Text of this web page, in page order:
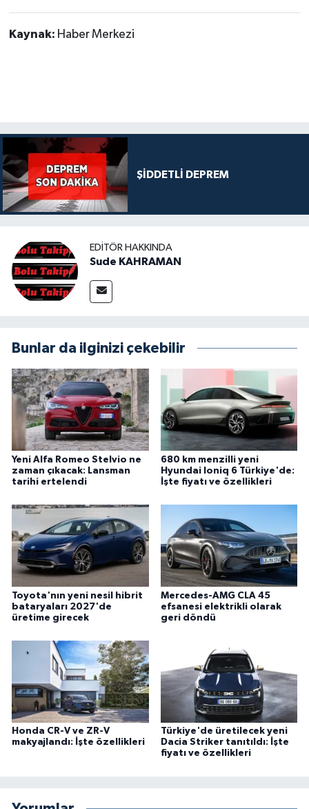
Kaynak: Haber Merkezi
ŞİDDETLİ DEPREM
EDITÖR HAKKINDA
Sude KAHRAMAN
Bunlar da ilginizi çekebilir
Yeni Alfa Romeo Stelvio ne
zaman çıkacak: Lansman
tarihi ertelendi
680 km menzilli yeni
Hyundai Ioniq 6 Türkiye'de:
İşte fiyatı ve özellikleri
Toyota'nın yeni nesil hibrit
bataryaları 2027'de
üretime girecek
Mercedes-AMG CLA 45
efsanesi elektrikli olarak
geri döndü
Honda CR-V ve ZR-V
makyajlandı: İşte özellikleri
Türkiye'de üretilecek yeni
Dacia Striker tanıtıldı: İşte
fiyatı ve özellikleri